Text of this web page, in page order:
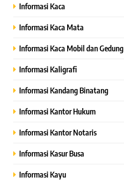
Informasi Kaca
Informasi Kaca Mata
Informasi Kaca Mobil dan Gedung
Informasi Kaligrafi
Informasi Kandang Binatang
Informasi Kantor Hukum
Informasi Kantor Notaris
Informasi Kasur Busa
Informasi Kayu